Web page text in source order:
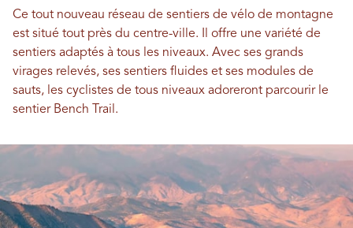
Ce tout nouveau réseau de sentiers de vélo de montagne
est situé tout près du centre-ville. Il offre une variété de
sentiers adaptés à tous les niveaux. Avec ses grands
virages relevés, ses sentiers fluides et ses modules de
sauts, les cyclistes de tous niveaux adoreront parcourir le
sentier Bench Trail.